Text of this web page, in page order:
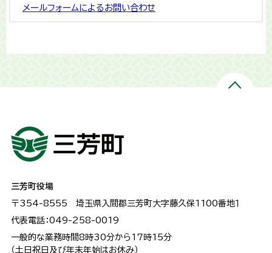
メールフォームによるお問い合わせ
三芳町役場
〒354-8555 埼玉県入間郡三芳町大字藤久保1100番地１
代表電話：049-258-0019
一般的な業務時間8時30分から17時15分
（土日祝日及び年末年始はお休み）